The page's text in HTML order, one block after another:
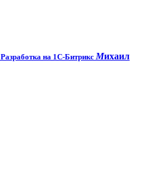
Разработка на 1С-БитриксМихаил